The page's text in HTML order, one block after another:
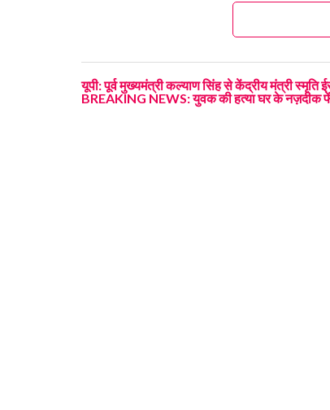
यूपी: पूर्व मुख्यमंत्री कल्याण सिंह से केंद्रीय मंत्री स्मृति
BREAKING NEWS: युवक की हत्या घर के नज़दीक